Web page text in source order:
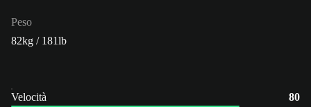
Peso
82kg / 181lb
Velocità
80